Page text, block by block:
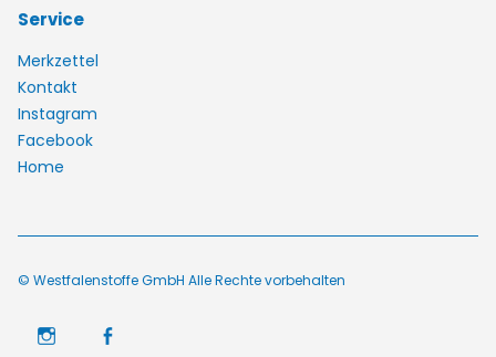
Service
Merkzettel
Kontakt
Instagram
Facebook
Home
© Westfalenstoffe GmbH Alle Rechte vorbehalten